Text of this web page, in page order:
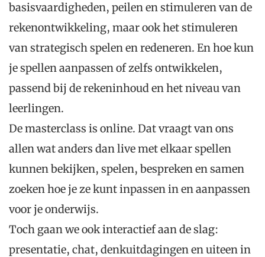
basisvaardigheden, peilen en stimuleren van de
rekenontwikkeling, maar ook het stimuleren
van strategisch spelen en redeneren. En hoe kun
je spellen aanpassen of zelfs ontwikkelen,
passend bij de rekeninhoud en het niveau van
leerlingen.
De masterclass is online. Dat vraagt van ons
allen wat anders dan live met elkaar spellen
kunnen bekijken, spelen, bespreken en samen
zoeken hoe je ze kunt inpassen in en aanpassen
voor je onderwijs.
Toch gaan we ook interactief aan de slag:
presentatie, chat, denkuitdagingen en uiteen in